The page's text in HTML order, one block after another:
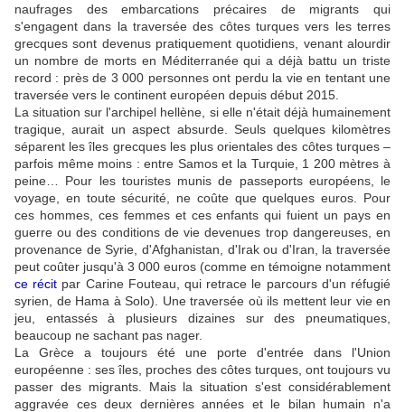
naufrages des embarcations précaires de migrants qui
s'engagent dans la traversée des côtes turques vers les terres
grecques sont devenus pratiquement quotidiens, venant alourdir
un nombre de morts en Méditerranée qui a déjà battu un triste
record : près de 3 000 personnes ont perdu la vie en tentant une
traversée vers le continent européen depuis début 2015.
La situation sur l'archipel hellène, si elle n'était déjà humainement
tragique, aurait un aspect absurde. Seuls quelques kilomètres
séparent les îles grecques les plus orientales des côtes turques –
parfois même moins : entre Samos et la Turquie, 1 200 mètres à
peine… Pour les touristes munis de passeports européens, le
voyage, en toute sécurité, ne coûte que quelques euros. Pour
ces hommes, ces femmes et ces enfants qui fuient un pays en
guerre ou des conditions de vie devenues trop dangereuses, en
provenance de Syrie, d'Afghanistan, d'Irak ou d'Iran, la traversée
peut coûter jusqu'à 3 000 euros (comme en témoigne notamment
ce récit par Carine Fouteau, qui retrace le parcours d'un réfugié
syrien, de Hama à Solo). Une traversée où ils mettent leur vie en
jeu, entassés à plusieurs dizaines sur des pneumatiques,
beaucoup ne sachant pas nager.
La Grèce a toujours été une porte d'entrée dans l'Union
européenne : ses îles, proches des côtes turques, ont toujours vu
passer des migrants. Mais la situation s'est considérablement
aggravée ces deux dernières années et le bilan humain n'a